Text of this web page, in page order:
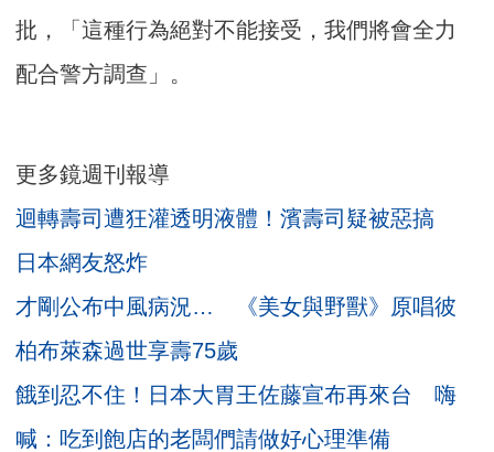
批，「這種行為絕對不能接受，我們將會全力
配合警方調查」。
更多鏡週刊報導
迴轉壽司遭狂灌透明液體！濱壽司疑被惡搞
日本網友怒炸
才剛公布中風病況… 《美女與野獸》原唱彼
柏布萊森過世享壽75歲
餓到忍不住！日本大胃王佐藤宣布再來台 嗨
喊：吃到飽店的老闆們請做好心理準備